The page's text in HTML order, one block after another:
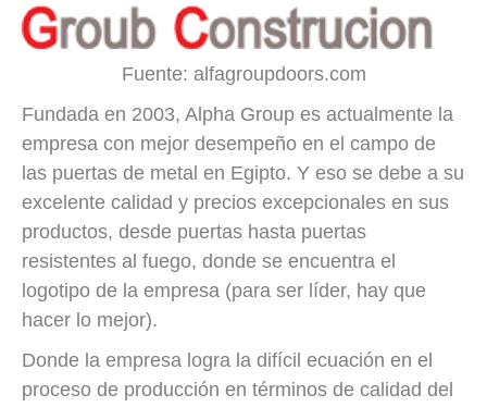
Fuente: alfagroupdoors.com
Fundada en 2003, Alpha Group es actualmente la
empresa con mejor desempeño en el campo de
las puertas de metal en Egipto. Y eso se debe a su
excelente calidad y precios excepcionales en sus
productos, desde puertas hasta puertas
resistentes al fuego, donde se encuentra el
logotipo de la empresa (para ser líder, hay que
hacer lo mejor).
Donde la empresa logra la difícil ecuación en el
proceso de producción en términos de calidad del